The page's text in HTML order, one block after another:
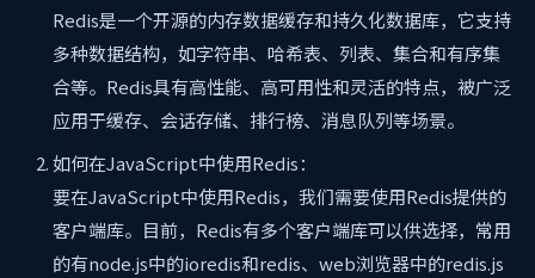
Redis是一个开源的内存数据缓存和持久化数据库，它支持
多种数据结构，如字符串、哈希表、列表、集合和有序集
合等。Redis具有高性能、高可用性和灵活的特点，被广泛
应用于缓存、会话存储、排行榜、消息队列等场景。
如何在JavaScript中使用Redis：
要在JavaScript中使用Redis，我们需要使用Redis提供的
客户端库。目前，Redis有多个客户端库可以供选择，常用
的有node.js中的ioredis和redis、web浏览器中的redis.js